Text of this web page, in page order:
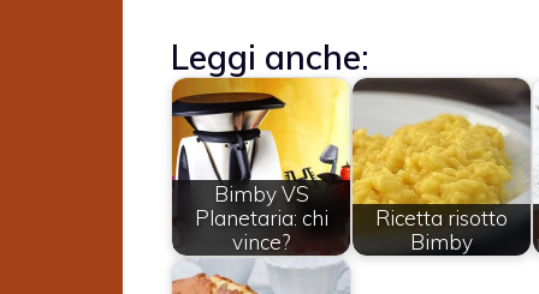
Leggi anche:
Bimby VS
Planetaria: chi
vince?
Ricetta risotto
Bimby